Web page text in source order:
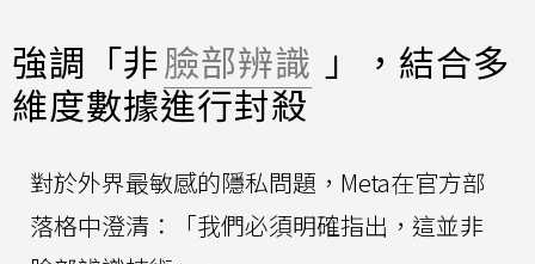
強調「非臉部辨識 」，結合多
維度數據進行封殺
對於外界最敏感的隱私問題，Meta在官方部
落格中澄清：「我們必須明確指出，這並非